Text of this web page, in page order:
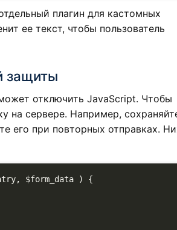
плагин для кастомных
ее текст, чтобы пользователь
защиты
отключить JavaScript. Чтобы
на сервере. Например,
его при повторных отправках.
$form_data ) {